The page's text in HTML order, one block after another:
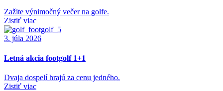
Zažite výnimočný večer na golfe.
Zistiť viac
3. júla 2026
Letná akcia footgolf 1+1
Dvaja dospelí hrajú za cenu jedného.
Zistiť viac